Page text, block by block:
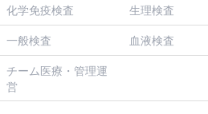
化学免疫検査
生理検査
一般検査
血液検査
チーム医療・管理運
営